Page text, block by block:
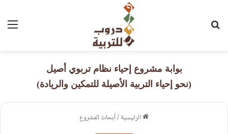
بوابة مشروع إحياء نظام تربوي أصيل
(نحو إحياء التربية الأصيلة للتمكين والريادة)
الرئيسية/أبحاث المشروع